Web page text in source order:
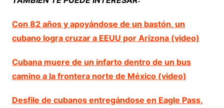
Con 82 años y apoyándose de un bastón, un
cubano logra cruzar a EEUU por Arizona (video)
Cubana muere de un infarto dentro de un bus
camino a la frontera norte de México (video)
Desfile de cubanos entregándose en Eagle Pass,